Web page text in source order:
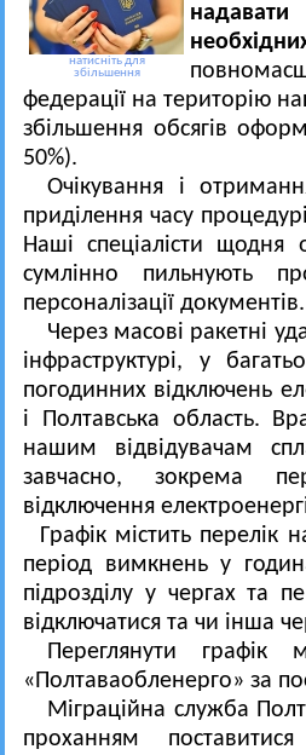
натисніть для
збільшення
федерації на територію
збільшення обсягів
50%).
Очікування і
приділення часу
Наші спеціалісти щодня
сумлінно пильнують
персоналізації документів.
Через масові ракетні
інфраструктурі, у
погодинних відключень
і Полтавська область.
нашим відвідувачам
завчасно, зокрема
відключення
Графік містить перелік
період вимкнень у
підрозділу у чергах та
відключатися та чи інша
Переглянути
«Полтаваобленерго» за
Міграційна служба
проханням